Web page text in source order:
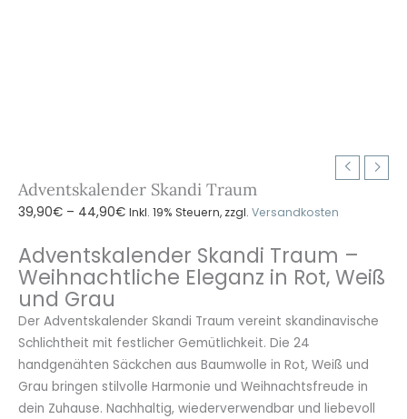
Adventskalender Skandi Traum
39,90€ – 44,90€Preisspanne:
bis
44,90€
Inkl. 19% Steuern, zzgl. Versandkosten
Adventskalender Skandi Traum –
Weihnachtliche Eleganz in Rot, Weiß
und Grau
Der Adventskalender Skandi Traum vereint skandinavische
Schlichtheit mit festlicher Gemütlichkeit. Die 24
handgenähten Säckchen aus Baumwolle in Rot, Weiß und
Grau bringen stilvolle Harmonie und Weihnachtsfreude in
dein Zuhause. Nachhaltig, wiederverwendbar und liebevoll